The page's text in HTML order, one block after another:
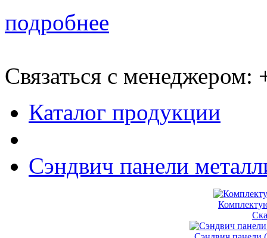
подробнее
Связаться с менеджером:
Каталог продукции
Сэндвич панели